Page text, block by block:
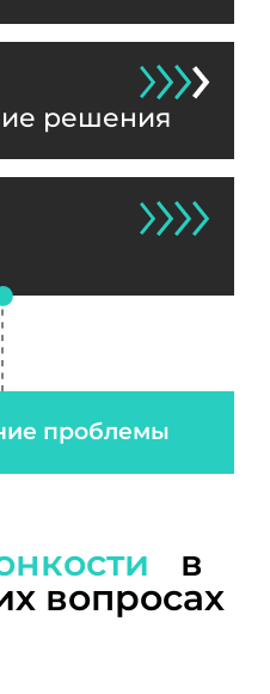
решения
проблемы
в
вопросах